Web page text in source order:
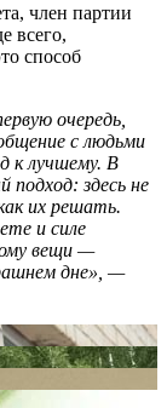
член партии
всего,
способ
очередь,
с людьми
к лучшему. В
подход: здесь не
их решать.
и силе
вещи —
дне», —